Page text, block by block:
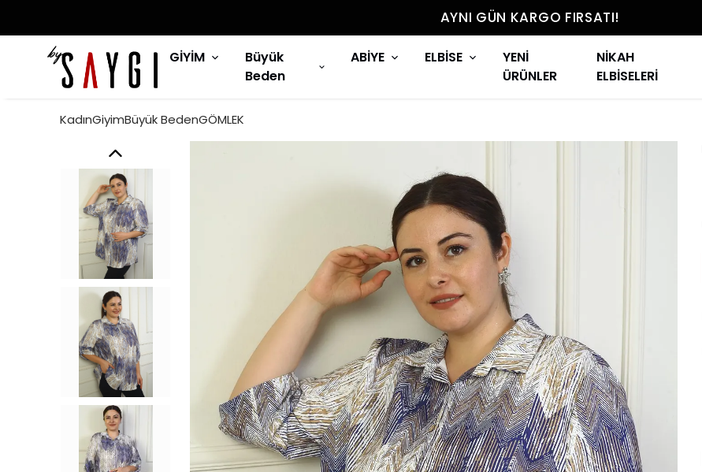
AYNI GÜN KARGO FIRSATI!
GİYİM
Büyük
Beden
ABİYE ELBİSE
YENİ
ÜRÜNLER
NİKAH
ELBİSELERİ
KadınGiyimBüyük BedenGÖMLEK